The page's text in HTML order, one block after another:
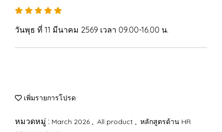
วันพุธ ที่ 11 มีนาคม 2569 เวลา 09.00-16.00 น.
เพิ่มรายการโปรด
หมวดหมู่ : March 2026 , All product , หลักสูตรด้าน HR